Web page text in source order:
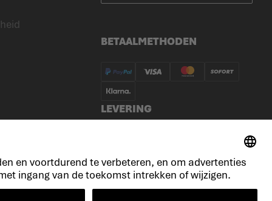
BETAALMETHODEN
LEVERING